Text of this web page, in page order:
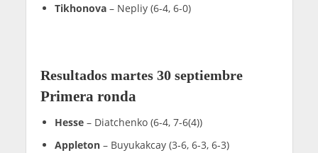
Tikhonova– Nepliy (6-4, 6-0)
Resultados martes 30 septiembre
Primera ronda
Hesse– Diatchenko (6-4, 7-6(4))
Appleton– Buyukakcay (3-6, 6-3, 6-3)